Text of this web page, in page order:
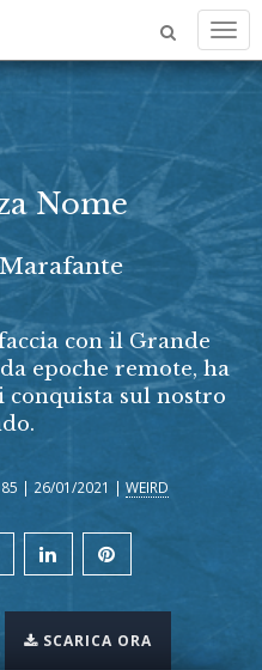
Nome
con il Grande
epoche remote, ha
sul nostro
85 | 26/01/2021 | WEIRD
SCARICA ORA